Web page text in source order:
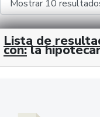
Lista de
con: la